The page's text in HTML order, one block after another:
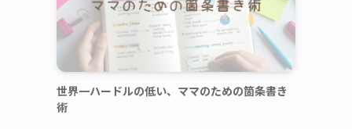
世界一ハードルの低い、ママのための箇条書き
術